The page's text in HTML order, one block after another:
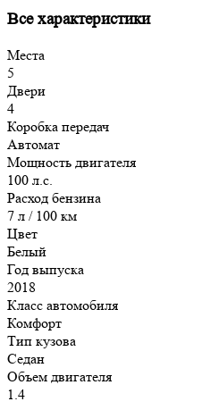
Все характеристики
Места
5
Двери
4
Коробка передач
Автомат
Мощность двигателя
100 л.с.
Расход бензина
7 л / 100 км
Цвет
Белый
Год выпуска
2018
Класс автомобиля
Комфорт
Тип кузова
Седан
Объем двигателя
1.4